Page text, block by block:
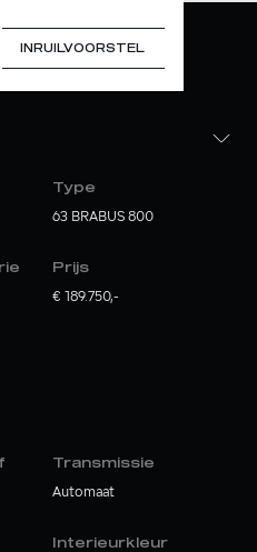
INRUILVOORSTEL
Type
63 BRABUS 800
Prijs
€ 189.750,-
Transmissie
Automaat
Interieurkleur